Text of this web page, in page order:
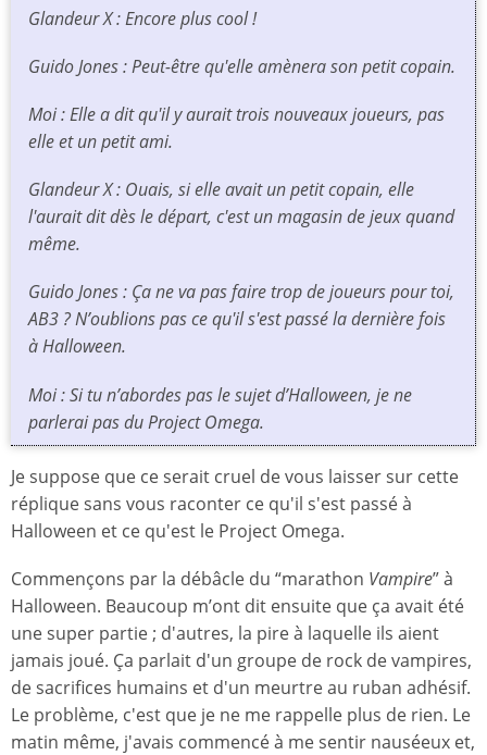
Glandeur X : Encore plus cool !
Guido Jones : Peut-être qu'elle amènera son petit copain.
Moi : Elle a dit qu'il y aurait trois nouveaux joueurs, pas
elle et un petit ami.
Glandeur X : Ouais, si elle avait un petit copain, elle
l'aurait dit dès le départ, c'est un magasin de jeux quand
même.
Guido Jones : Ça ne va pas faire trop de joueurs pour toi,
AB3 ? N’oublions pas ce qu'il s'est passé la dernière fois
à Halloween.
Moi : Si tu n’abordes pas le sujet d’Halloween, je ne
parlerai pas du Project Omega.
Je suppose que ce serait cruel de vous laisser sur cette
réplique sans vous raconter ce qu'il s'est passé à
Halloween et ce qu'est le Project Omega.
Commençons par la débâcle du “marathon Vampire” à
Halloween. Beaucoup m’ont dit ensuite que ça avait été
une super partie ; d'autres, la pire à laquelle ils aient
jamais joué. Ça parlait d'un groupe de rock de vampires,
de sacrifices humains et d'un meurtre au ruban adhésif.
Le problème, c'est que je ne me rappelle plus de rien. Le
matin même, j'avais commencé à me sentir nauséeux et,